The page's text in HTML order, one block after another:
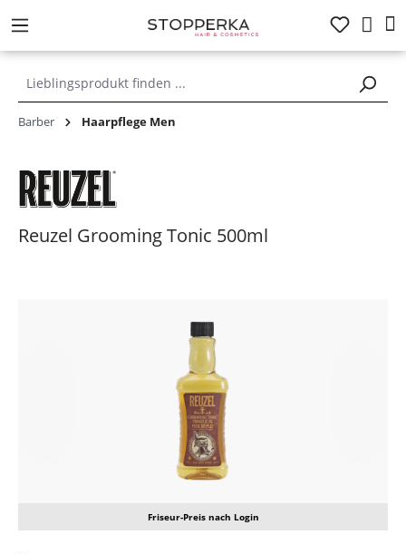
springen
Barber Haarpflege Men
Reuzel Grooming Tonic 500ml
Friseur-Preis nach Login